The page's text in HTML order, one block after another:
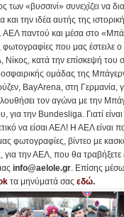
των «βυσσινί» συνεχίζει να
και την ιδέα αυτής της
ΑΕΛ παντού και μέσα στο
φωτογραφίες που μας έστειλε
Νίκος, κατά την επίσκεψή του
ομάδας της
BayArena, στη Γερμανία,
τον αγώνα με την
για την Bundesliga. Γιατί είναι
να είσαι ΑΕΛ! Η ΑΕΛ είναι
μας φωτογραφίες, βίντεο με
για την ΑΕΛ, που θα τραβήξετε
info@aelole.gr. Επίσης μέσω
τα μηνύματά σας εδώ.